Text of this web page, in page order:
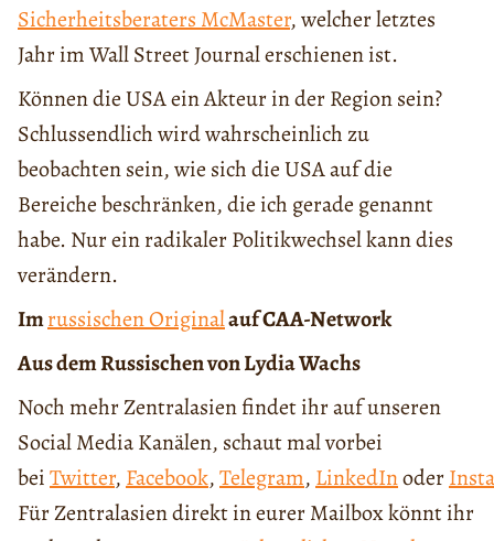
Sicherheitsberaters McMaster, welcher letztes
Jahr im Wall Street Journal erschienen ist.
Können die USA ein Akteur in der Region sein?
Schlussendlich wird wahrscheinlich zu
beobachten sein, wie sich die USA auf die
Bereiche beschränken, die ich gerade genannt
habe. Nur ein radikaler Politikwechsel kann dies
verändern.
Imrussischen Originalauf CAA-Network
Aus dem Russischen von Lydia Wachs
Noch mehr Zentralasien findet ihr auf unseren
Social Media Kanälen, schaut mal vorbei
beiTwitter, Facebook,Telegram, LinkedInoder
Für Zentralasien direkt in eurer Mailbox könnt ihr